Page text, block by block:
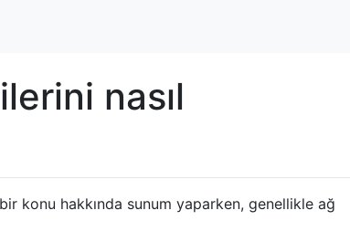
nasıl
konu hakkında sunum yaparken, genellikle ağ